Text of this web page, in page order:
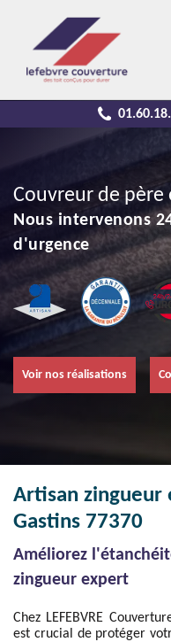
Couvreur de père
Nous intervenons
d'urgence
Voir nos réalisations
Artisan zingueur
Gastins 77370
Améliorez
zingueur expert
Chez LEFEBVRE
est crucial de protéger